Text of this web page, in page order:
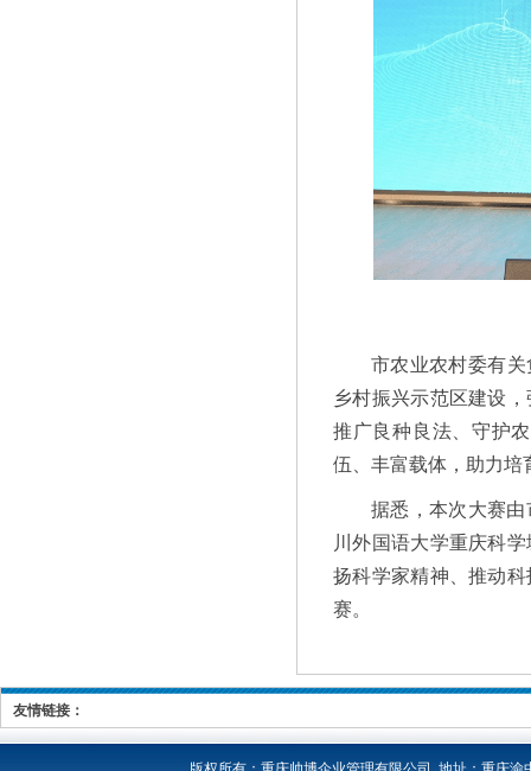
市农业农村委有
乡村振兴示范区建设
推广良种良法、守护
伍、丰富载体，助力培
据悉，本次大赛
川外国语大学重庆科
扬科学家精神、推动
赛。
友情链接：